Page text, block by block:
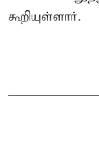
கூறியுள்ளார்.